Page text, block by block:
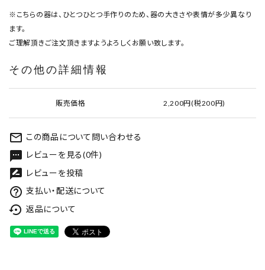
※こちらの器は、ひとつひとつ手作りのため、器の大きさや表情が多少異なり
ます。
ご理解頂きご注文頂きますようよろしくお願い致します。
その他の詳細情報
販売価格 2,200円(税200円)
mail_outline この商品について問い合わせる
textsms レビューを見る(0件)
rate_review レビューを投稿
help_outline 支払い・配送について
settings_backup_restore 返品について